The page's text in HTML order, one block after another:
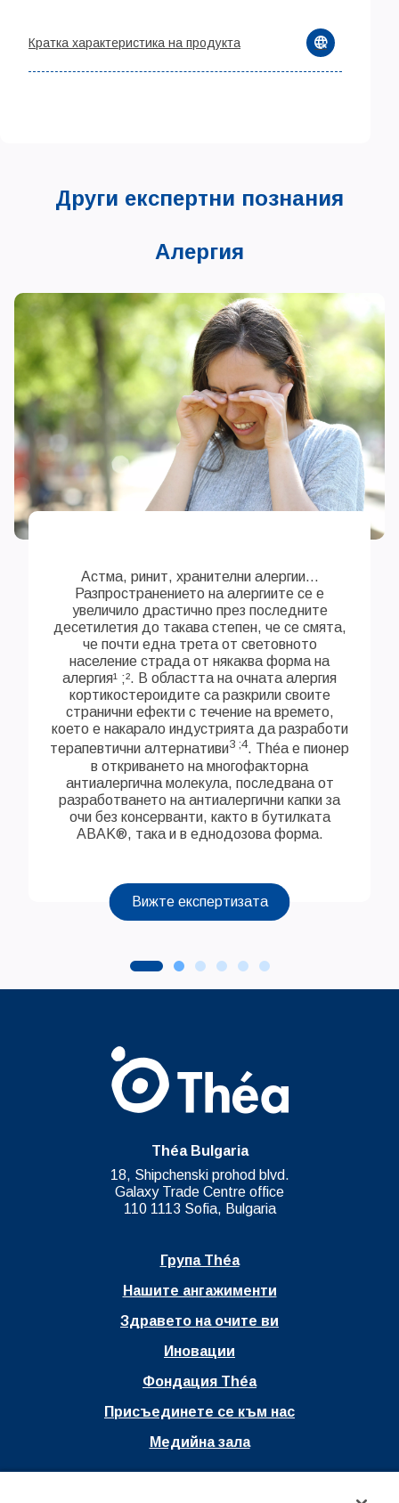
Кратка характеристика на продукта
Други експертни познания
Алергия
Астма, ринит, хранителни алергии...
Разпространението на алергиите се е
увеличило драстично през последните
десетилетия до такава степен, че се смята,
че почти една трета от световното
население страда от някаква форма на
алергия¹ ;². В областта на очната алергия
кортикостероидите са разкрили своите
странични ефекти с течение на времето,
което е накарало индустрията да разработи
терапевтични алтернативи3 ;4. Théa е пионер
в откриването на многофакторна
антиалергична молекула, последвана от
разработването на антиалергични капки за
очи без консерванти, както в бутилката
ABAK®, така и в еднодозова форма.
Вижте експертизата
Théa Bulgaria
18, Shipchenski prohod blvd.
Galaxy Trade Centre office
110 1113 Sofia, Bulgaria
Група Théa
Нашите ангажименти
Здравето на очите ви
Иновации
Фондация Théa
Присъединете се към нас
Медийна зала